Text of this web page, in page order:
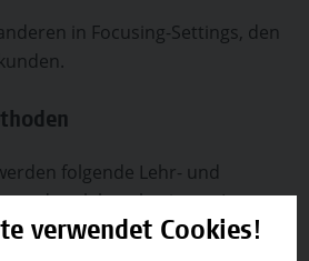
in Focusing-Settings, den
folgende Lehr- und
erlebensbasiertes Lernen
aus Input,
verwendet Cookies!